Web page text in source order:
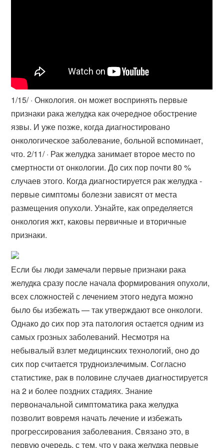
1/15/ · Онкология. он может воспринять первые
признаки рака желудка как очередное обострение
язвы. И уже позже, когда диагностировано
онкологическое заболевание, больной вспоминает,
что. 2/11/ · Рак желудка занимает второе место по
смертности от онкологии. До сих пор почти 80 %
случаев этого. Когда диагностируется рак желудка -
первые симптомы болезни зависят от места
размещения опухоли. Узнайте, как определяется
онкология жкт, каковы первичные и вторичные
признаки.
Если бы люди замечали первые признаки рака
желудка сразу после начала формирования опухоли,
всех сложностей с лечением этого недуга можно
было бы избежать — так утверждают все онкологи.
Однако до сих пор эта патология остается одним из
самых грозных заболеваний. Несмотря на
небывалый взлет медицинских технологий, оно до
сих пор считается трудноизлечимым. Согласно
статистике, рак в половине случаев диагностируется
на 2 и более поздних стадиях. Знание
первоначальной симптоматика рака желудка
позволит вовремя начать лечение и избежать
прогрессирования заболевания. Связано это, в
первую очередь, с тем, что у рака желудка первые